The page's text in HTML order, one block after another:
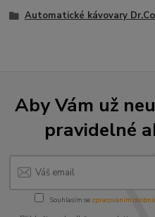
Automatické kávovary
Aby Vám už
pravidelné
Souhlasím se zpracováním